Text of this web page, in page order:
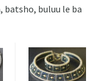
buluu le ba